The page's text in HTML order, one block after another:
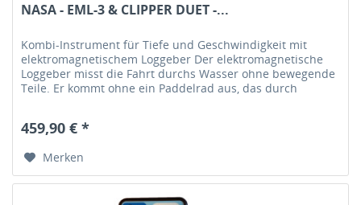
NASA - EML-3 & CLIPPER DUET -...
Kombi-Instrument für Tiefe und Geschwindigkeit mit
elektromagnetischem Loggeber Der elektromagnetische
Loggeber misst die Fahrt durchs Wasser ohne bewegende
Teile. Er kommt ohne ein Paddelrad aus, das durch
459,90 € *
Merken